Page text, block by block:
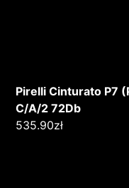
Pirelli Cinturato P7
C/A/2 72Db
535.90zł